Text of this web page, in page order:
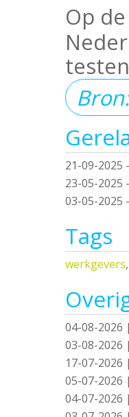
Op
21-09-2025 -
23-05-2025 -
03-05-2025 -
Tags
werkgevers,
04-08-2026
03-08-2026
17-07-2026
05-07-2026
04-07-2026